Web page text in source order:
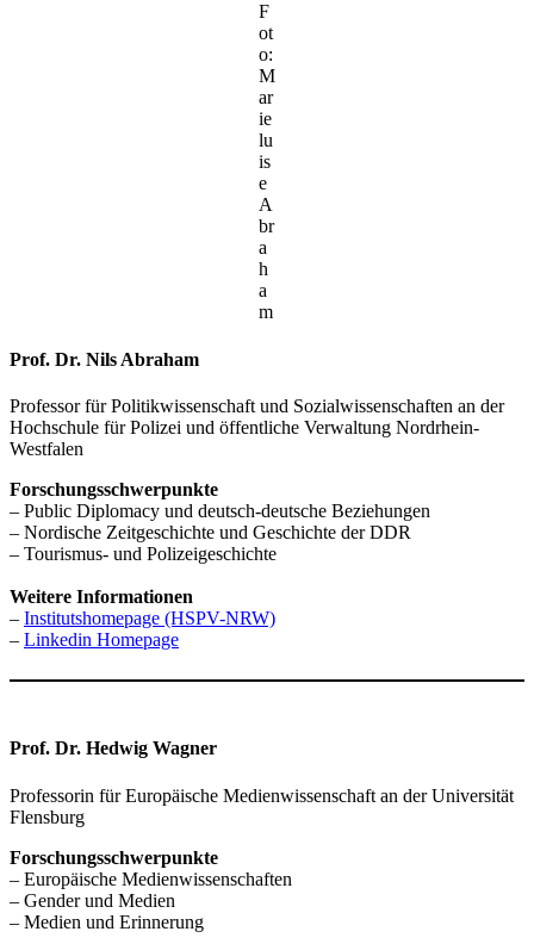
F
ot
o:
M
ar
ie
lu
is
e
A
br
a
h
a
m
Prof. Dr. Nils Abraham
Professor für Politikwissenschaft und Sozialwissenschaften an der
Hochschule für Polizei und öffentliche Verwaltung Nordrhein-
Westfalen
Forschungsschwerpunkte
– Public Diplomacy und deutsch-deutsche Beziehungen
– Nordische Zeitgeschichte und Geschichte der DDR
– Tourismus- und Polizeigeschichte
Weitere Informationen
– Institutshomepage (HSPV-NRW)
– Linkedin Homepage
Prof. Dr. Hedwig Wagner
Professorin für Europäische Medienwissenschaft an der Universität
Flensburg
Forschungsschwerpunkte
– Europäische Medienwissenschaften
– Gender und Medien
– Medien und Erinnerung